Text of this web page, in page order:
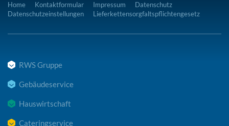
Home Kontaktformular Impressum
Datenschutz
Datenschutzeinstellungen
Lieferkettensorgfaltspflichtengesetz
RWS Gruppe
Gebäudeservice
Hauswirtschaft
Cateringservice